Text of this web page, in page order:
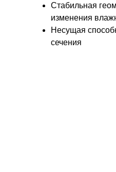
Стабильная
изменения
Несущая
сечения